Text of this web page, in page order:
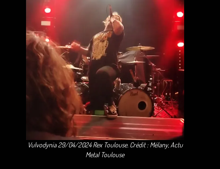
Vulvodynia 29/04/2024 Rex Toulouse. Crédit : Mélany, Actu
Metal Toulouse